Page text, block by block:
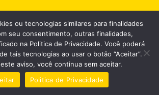
CNPJ: 12.028.859/0001-98
ou tecnologias similares para finalidades
seu consentimento, outras finalidades,
na Politica de Privacidade. Você poderá
tais tecnologias ao usar o botão “Aceitar”.
aviso, você continua sem aceitar.
Politica de Privacidade